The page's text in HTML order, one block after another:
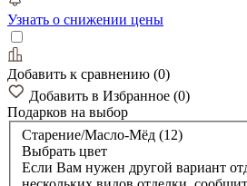
Узнать о снижении цены
Добавить к сравнению (0)
Добавить в Избранное (0)
Подарков на выбор
Старение/Масло-Мёд (12)
Выбрать цвет
Если Вам нужен другой вариант